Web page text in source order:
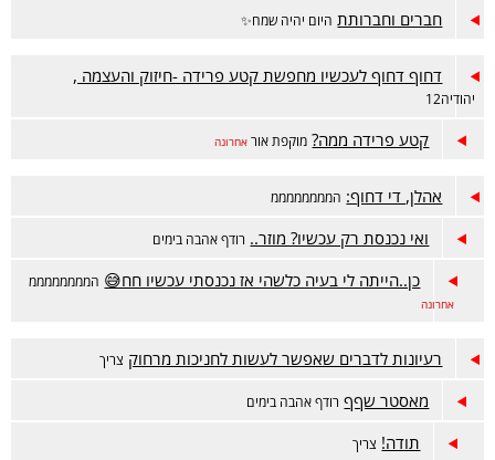
חברים וחברותת היום יהיה שמח✨
דחוף דחוף לעכשיו מחפשת קטע פרידה -חיזוק והעצמה ,
יהודיה12
קטע פרידה ממה? מוקפת אור אחרונה
אהלן, די דחוף: הממממממממ
ואי נכנסת רק עכשיו? מוזר.. רודף אהבה בימים
כן..הייתה לי בעיה כלשהי אז נכנסתי עכשיו חח😅 הממממממממ
אחרונה
רעיונות לדברים שאפשר לעשות לחניכות מרחוק צריך
מאסטר שףף רודף אהבה בימים
תודה! צריך